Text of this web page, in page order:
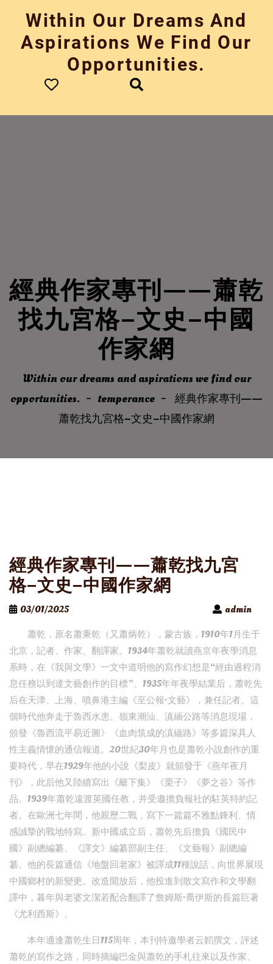
content
Within Our Dreams And
Aspirations We Find Our
Opportunities.
經典作家專刊——蕭乾
找九宮格–文史–中國
作家網
Within our dreams and aspirations we find our
opportunities.
temperance
經典作家專刊——
蕭乾找九宮格–文史–中國作家網
經典作家專刊——蕭乾找九宮
格–文史–中國作家網
03/01/2025
admin
蕭乾，原名蕭秉乾（又蕭炳乾），蒙古族，1910年1月生于
北京，記者、作家、翻譯家。1934年蕭乾就讀燕京年夜學消息
系時，在《我與文學》一文中道明他的寫作幻想是“經由過程消
息任務以到達文藝創作的目標”。1935年年夜學結業后，蕭乾先
后在天津、上海、噴鼻港主編《至公報·文藝》，兼任記者。這
個時代他奔走于魯西水患、嶺東潮汕、滇緬公路等消息現場，
頒發《魯西流平易近圖》《血肉筑成的滇緬路》等多篇深具人
性主義情懷的通信報道。20世紀30年月也是蕭乾小說創作的重
要時代，早在1929年他的小說《梨皮》就頒發于《燕年夜月
刊》，此后他又陸續寫出《籬下集》《栗子》《夢之谷》等作
品。1939年蕭乾遠渡英國任教，并受邀擔負報社的駐英特約記
者。在歐洲七年間，他親歷二戰，寫下一篇篇不雅點鋒利、情
感誠摯的戰地特寫。新中國成立后，蕭乾先后擔負《國民中
國》副總編纂、《譯文》編纂部副主任、《文藝報》副總編
纂。他的長篇通信《地盤回老家》被譯成11種說話，向世界展現
中國鄉村的新變更。改造開放后，他投進到散文寫作和文學翻
譯中，暮年與老婆文潔若配合翻譯了詹姆斯·喬伊斯的長篇巨著
《尤利西斯》。
本年適逢蕭乾生日115周年，本刊特邀學者云韜撰文，評述
蕭乾的寫作之路，同時摘編巴金與蕭乾的手札往來以及作家、